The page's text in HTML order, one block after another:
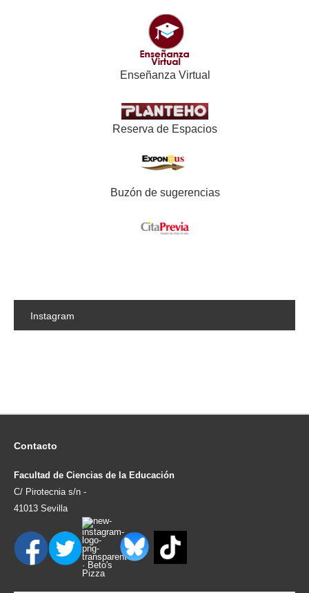
Enseñanza Virtual
Reserva de Espacios
Buzón de sugerencias
Instagram
Contacto
Facultad de Ciencias de la Educación
C/ Pirotecnia s/n -
41013 Sevilla